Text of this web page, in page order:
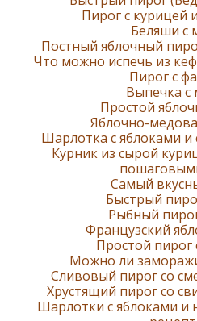
Пирог с курицей
Беляши с
Постный яблочный
Что можно испечь из
Пирог с
Выпечка с
Простой
Яблочно-
Шарлотка с яблоками
Курник из сырой
Самый
Быстрый
Рыбный
Французский
Простой пирог
Можно ли
Сливовый пирог со
Хрустящий пирог со
Шарлотки с яблоками и